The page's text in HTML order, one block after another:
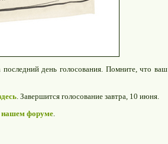
день голосования. Помните, что ваш
. Завершится голосование завтра, 10 июня.
нашем форуме.